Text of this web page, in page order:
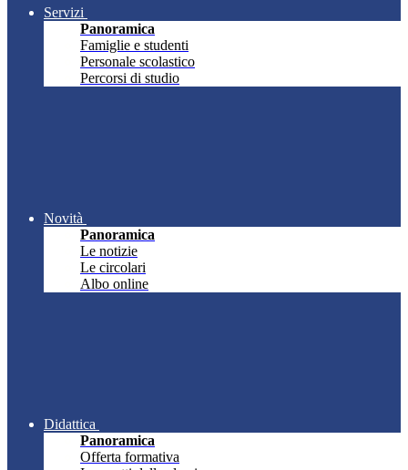
Servizi
Panoramica
Famiglie e studenti
Personale scolastico
Percorsi di studio
Novità
Panoramica
Le notizie
Le circolari
Albo online
Didattica
Panoramica
Offerta formativa